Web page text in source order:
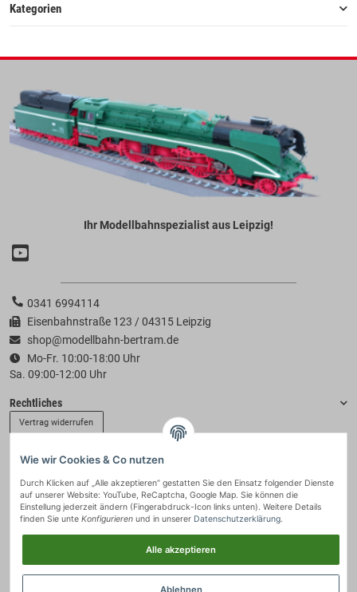
Kategorien
Ihr Modellbahnspezialist aus Leipzig!
0341 6994114
Eisenbahnstraße 123 / 04315 Leipzig
shop@modellbahn-bertram.de
Mo-Fr. 10:00-18:00 Uhr
Sa. 09:00-12:00 Uhr
Rechtliches
Vertrag widerrufen
Zahlung & Versand
Wie wir Cookies & Co nutzen
Durch Klicken auf „Alle akzeptieren“ gestatten Sie den Einsatz folgender Dienste
auf unserer Website: YouTube, ReCaptcha, Google Map. Sie können die
Einstellung jederzeit ändern (Fingerabdruck-Icon links unten). Weitere Details
finden Sie unte Konfigurieren und in unserer Datenschutzerklärung.
Alle akzeptieren